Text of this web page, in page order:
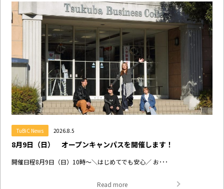
TuBiC News 2026.8.5
8月9日（日） オープンキャンパスを開催します！
開催日程8月9日（日）10時～＼はじめてでも安心／ お･･･
Read more